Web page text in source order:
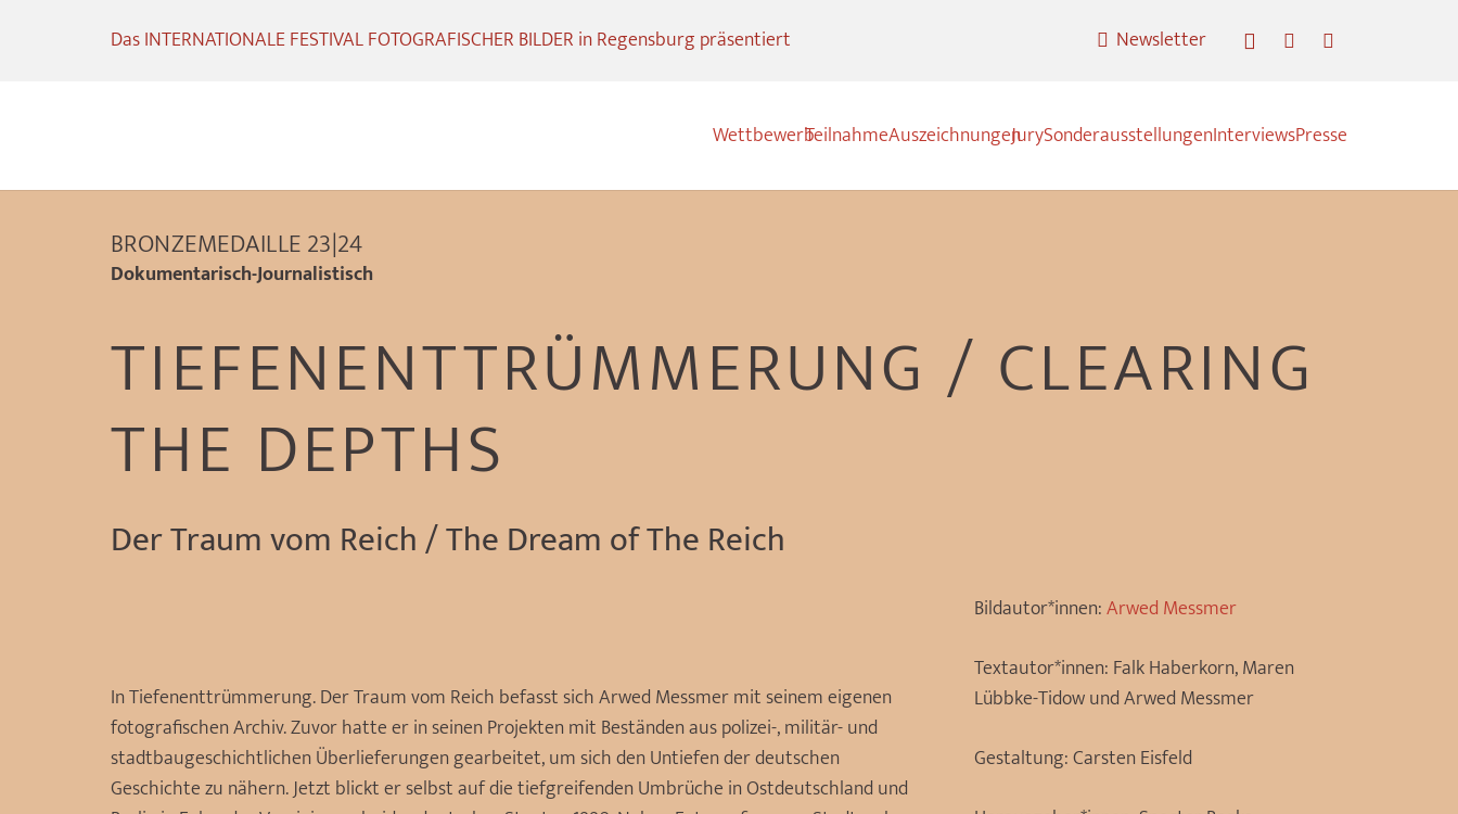
Das INTERNATIONALE FESTIVAL FOTOGRAFISCHER BILDER in Regensburg präsentiert Newsletter
WettbewerbTeilnahmeAuszeichnungenJurySonderausstellungenInterviewsPresse
BRONZEMEDAILLE 23|24
Dokumentarisch-Journalistisch
TIEFENENTTRÜMMERUNG / CLEARING
THE DEPTHS
Der Traum vom Reich / The Dream of The Reich
In Tiefenenttrümmerung. Der Traum vom Reich befasst sich Arwed Messmer mit seinem eigenen
fotografischen Archiv. Zuvor hatte er in seinen Projekten mit Beständen aus polizei-, militär- und
stadtbaugeschichtlichen Überlieferungen gearbeitet, um sich den Untiefen der deutschen
Geschichte zu nähern. Jetzt blickt er selbst auf die tiefgreifenden Umbrüche in Ostdeutschland und
Bildautor*innen:Arwed Messmer
Textautor*innen: Falk Haberkorn, Maren
Lübbke-Tidow und Arwed Messmer
Gestaltung:Carsten Eisfeld